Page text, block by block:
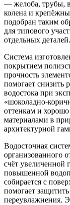
— желоба, трубы,
колена и
подобран таким
для типового
отдельных деталей.
Система
покрытием
прочность
помогает снизить
водостока при
«шоколадно-
оттенкам и
материалами в
архитектурной
Водосточная
организованного
счёт увеличенной
повышенной
собирается с
помогает
переувлажнения.